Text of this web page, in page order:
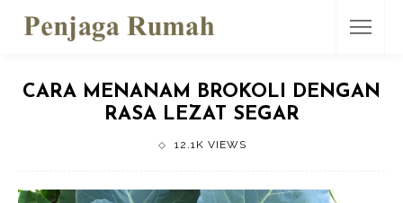
CARA MENANAM BROKOLI DENGAN
RASA LEZAT SEGAR
12.1K VIEWS